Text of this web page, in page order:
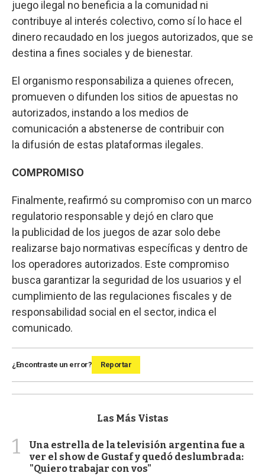
juego ilegal no beneficia a la comunidad ni
contribuye al interés colectivo, como sí lo hace el
dinero recaudado en los juegos autorizados, que se
destina a fines sociales y de bienestar.
El organismo responsabiliza a quienes ofrecen,
promueven o difunden los sitios de apuestas no
autorizados, instando a los medios de
comunicación a abstenerse de contribuir con
la difusión de estas plataformas ilegales.
COMPROMISO
Finalmente, reafirmó su compromiso con un marco
regulatorio responsable y dejó en claro que
la publicidad de los juegos de azar solo debe
realizarse bajo normativas específicas y dentro de
los operadores autorizados. Este compromiso
busca garantizar la seguridad de los usuarios y el
cumplimiento de las regulaciones fiscales y de
responsabilidad social en el sector, indica el
comunicado.
¿Encontraste un error? Reportar
Las Más Vistas
1
Una estrella de la televisión argentina fue a
ver el show de Gustaf y quedó deslumbrada:
"Quiero trabajar con vos"